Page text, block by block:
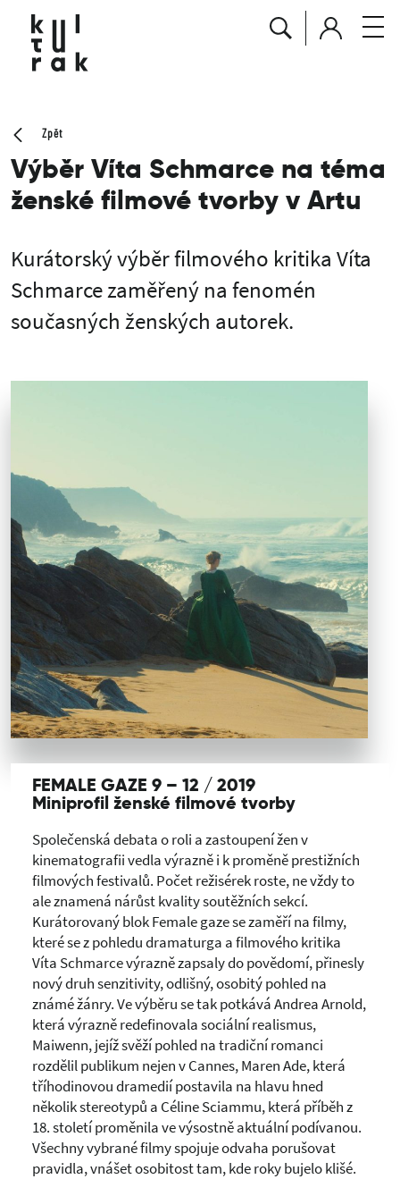
Zpět
Výběr Víta Schmarce na téma
ženské filmové tvorby v Artu
Kurátorský výběr filmového kritika Víta
Schmarce zaměřený na fenomén
současných ženských autorek.
FEMALE GAZE 9 – 12 / 2019
Miniprofil ženské filmové tvorby
Společenská debata o roli a zastoupení žen v
kinematografii vedla výrazně i k proměně prestižních
filmových festivalů. Počet režisérek roste, ne vždy to
ale znamená nárůst kvality soutěžních sekcí.
Kurátorovaný blok Female gaze se zaměří na filmy,
které se z pohledu dramaturga a filmového kritika
Víta Schmarce výrazně zapsaly do povědomí, přinesly
nový druh senzitivity, odlišný, osobitý pohled na
známé žánry. Ve výběru se tak potkává Andrea Arnold,
která výrazně redefinovala sociální realismus,
Maiwenn, jejíž svěží pohled na tradiční romanci
rozdělil publikum nejen v Cannes, Maren Ade, která
tříhodinovou dramedií postavila na hlavu hned
několik stereotypů a Céline Sciammu, která příběh z
18. století proměnila ve výsostně aktuální podívanou.
Všechny vybrané filmy spojuje odvaha porušovat
pravidla, vnášet osobitost tam, kde roky bujelo klišé.